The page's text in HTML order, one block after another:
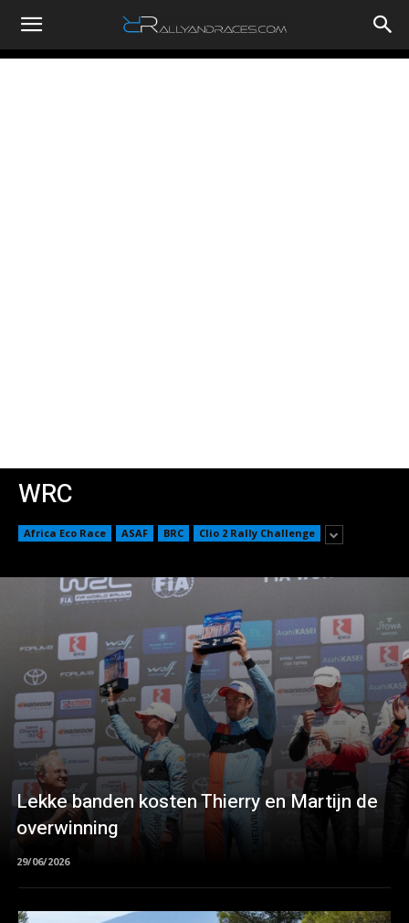
RallyandRaces.com
WRC
Africa Eco Race ASAF BRC Clio 2 Rally Challenge
Lekke banden kosten Thierry en Martijn de
overwinning
29/06/2026